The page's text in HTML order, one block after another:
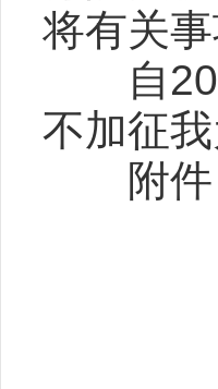
将有关事
自
不加征
附件：